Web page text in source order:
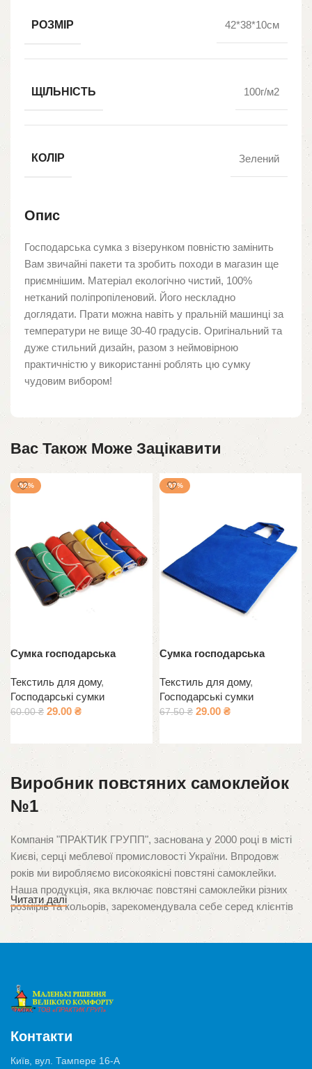
РОЗМІР 42*38*10см
ЩІЛЬНІСТЬ 100г/м2
КОЛІР Зелений
Опис
Господарська сумка з візерунком повністю замінить
Вам звичайні пакети та зробить походи в магазин ще
приємнішим. Матеріал екологічно чистий, 100%
нетканий поліпропіленовий. Його нескладно
доглядати. Прати можна навіть у пральній машинці за
температури не вище 30-40 градусів. Оригінальний та
дуже стильний дизайн, разом з неймовірною
практичністю у використанні роблять цю сумку
чудовим вибором!
Вас Також Може Зацікавити
-52%
Сумка господарська
Текстиль для дому,
Господарські сумки
60.00₴ 29.00 ₴
-57%
Сумка господарська
Текстиль для дому,
Господарські сумки
67.50₴ 29.00 ₴
Виробник повстяних самоклейок
№1
Компанія "ПРАКТИК ГРУПП", заснована у 2000 році в місті
Києві, серці меблевої промисловості України. Впродовж
років ми виробляємо високоякісні повстяні самоклейки.
Наша продукція, яка включає повстяні самоклейки різних
розмірів та кольорів, зарекомендувала себе серед клієнтів
завдяки неперевершеній якості та орієнтації на потреби
споживачів. Ми пишаємося тим, що стали першими в Україні
ушкоджень, спричинених ніжками меблів.
Продукція нашого виробництва застосовуються у
Читати далі
Контакти
Київ, вул. Тампере 16-А